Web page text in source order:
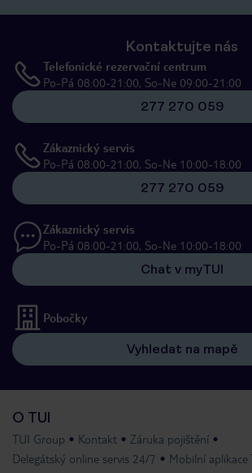
Kontaktujte nás
Telefonické rezervační centrum
Po-Pá 08:00-21:00, So-Ne 09:00-21:00
277 270 059
Zákaznický servis
Po-Pá 08:00-21:00, So-Ne 10:00-18:00
277 270 059
Zákaznický servis
Po-Pá 08:00-21:00, So-Ne 10:00-18:00
Chat v myTUI
Pobočky
Vyhledat na mapě
O TUI
TUI Group Kontakt
Záruka pojištění
Delegátský online servis 24/7
Mobilní aplikace